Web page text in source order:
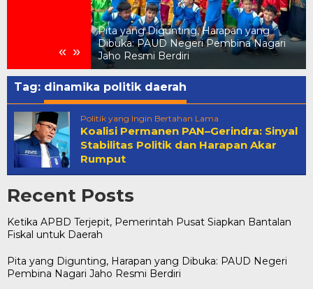
« »
Daerah
Pita yang Digunting, Harapan yang
Dibuka: PAUD Negeri Pembina Nagari
Jaho Resmi Berdiri
Tag: dinamika politik daerah
Politik yang Ingin Bertahan Lama
Koalisi Permanen PAN–Gerindra: Sinyal
Stabilitas Politik dan Harapan Akar
Rumput
Recent Posts
Ketika APBD Terjepit, Pemerintah Pusat Siapkan Bantalan
Fiskal untuk Daerah
Pita yang Digunting, Harapan yang Dibuka: PAUD Negeri
Pembina Nagari Jaho Resmi Berdiri